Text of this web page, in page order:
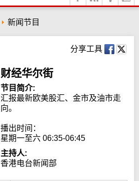
新闻节目
分享工具
财经华尔街
节目简介:
汇报最新欧美股汇、金市及油市走
向。
播出时间：
星期一至六 06:35-06:45
主持人:
香港电台新闻部